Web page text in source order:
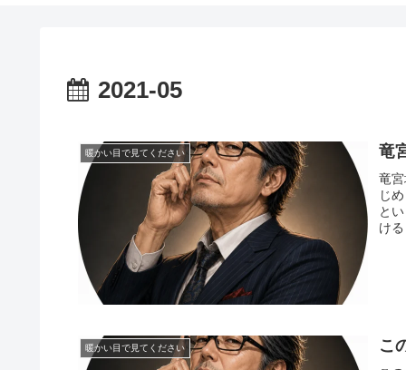
2021-05
暖かい目で見てください 竜
竜
じ
と
け
暖かい目で見てください こ